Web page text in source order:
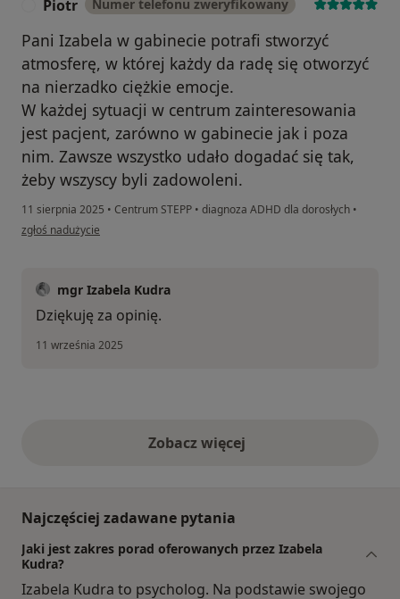
Piotr Numer telefonu zweryfikowany
Pani Izabela w gabinecie potrafi stworzyć
atmosferę, w której każdy da radę się otworzyć
na nierzadko ciężkie emocje.
W każdej sytuacji w centrum zainteresowania
jest pacjent, zarówno w gabinecie jak i poza
nim. Zawsze wszystko udało dogadać się tak,
żeby wszyscy byli zadowoleni.
11 sierpnia 2025 • Centrum STEPP • diagnoza ADHD dla dorosłych •
w opinii użytkownika Piotr
zgłoś nadużycie
mgr Izabela Kudra
Dziękuję za opinię.
11 września 2025
Zobacz więcejopinie powyżej
Najczęściej zadawane pytania
Jaki jest zakres porad oferowanych przez Izabela
Kudra?
Izabela Kudra to psycholog. Na podstawie swojego